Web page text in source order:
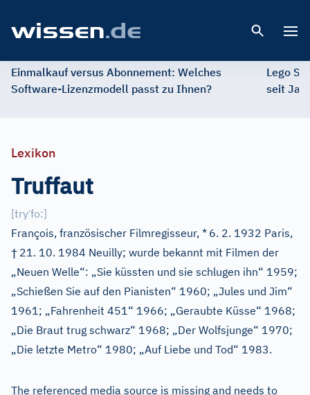
Einmalkauf versus Abonnement: Welches
Software-Lizenzmodell passt zu Ihnen?
Lego
seit
Lexikon
Truffaut
[tryˈfo:]
François, französischer Filmregisseur, * 6. 2. 1932 Paris,
† 21. 10. 1984 Neuilly; wurde bekannt mit Filmen der
„Neuen Welle“: „Sie küssten und sie schlugen ihn“ 1959;
„Schießen Sie auf den Pianisten“ 1960; „Jules und Jim“
1961; „Fahrenheit 451“ 1966; „Geraubte Küsse“ 1968;
„Die Braut trug schwarz“ 1968; „Der Wolfsjunge“ 1970;
„Die letzte Metro“ 1980; „Auf Liebe und Tod“ 1983.
The referenced media source is missing and needs to